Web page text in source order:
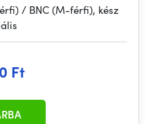
/ BNC (M-férfi), kész
Ft